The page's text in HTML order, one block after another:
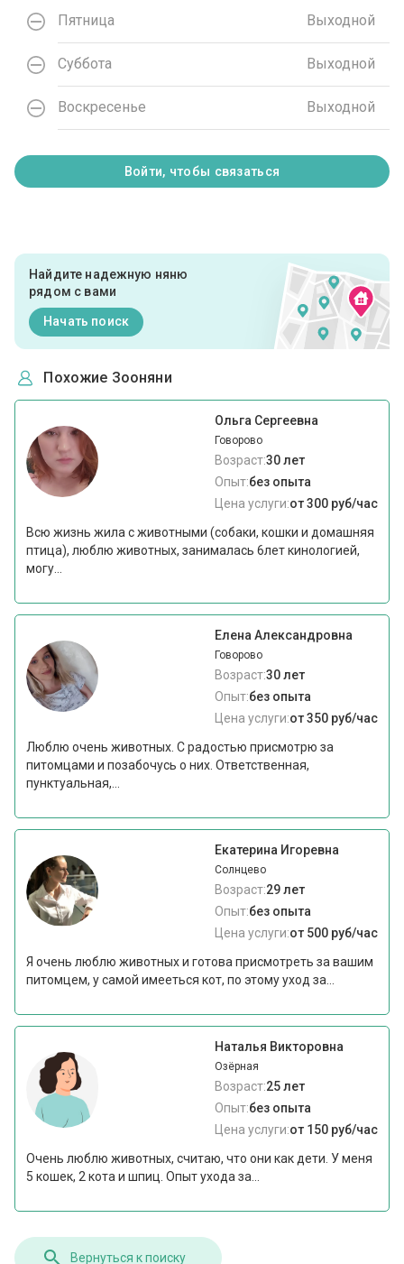
Пятница Выходной
Суббота Выходной
Воскресенье Выходной
Войти, чтобы связаться
Найдите надежную няню
рядом с вами
Начать поиск
Похожие Зооняни
Ольга Сергеевна
Говорово
Возраст:30 лет
Опыт:без опыта
Цена услуги:от 300 руб/час
Всю жизнь жила с животными (собаки, кошки и домашняя
птица), люблю животных, занималась 6лет кинологией,
могу...
Елена Александровна
Говорово
Возраст:30 лет
Опыт:без опыта
Цена услуги:от 350 руб/час
Люблю очень животных. С радостью присмотрю за
питомцами и позабочусь о них. Ответственная,
пунктуальная,...
Екатерина Игоревна
Солнцево
Возраст:29 лет
Опыт:без опыта
Цена услуги:от 500 руб/час
Я очень люблю животных и готова присмотреть за вашим
питомцем, у самой имееться кот, по этому уход за...
Наталья Викторовна
Озёрная
Возраст:25 лет
Опыт:без опыта
Цена услуги:от 150 руб/час
Очень люблю животных, считаю, что они как дети. У меня
5 кошек, 2 кота и шпиц. Опыт ухода за...
Вернуться к поиску